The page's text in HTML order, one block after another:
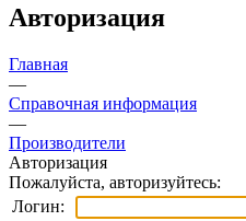
Авторизация
Главная
—
Справочная информация
—
Производители
Авторизация
Пожалуйста, авторизуйтесь:
Логин: